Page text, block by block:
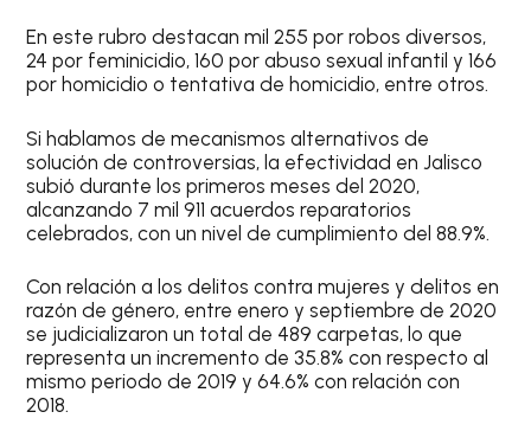
En este rubro destacan mil 255 por robos diversos,
24 por feminicidio, 160 por abuso sexual infantil y 166
por homicidio o tentativa de homicidio, entre otros.
Si hablamos de mecanismos alternativos de
solución de controversias, la efectividad en Jalisco
subió durante los primeros meses del 2020,
alcanzando 7 mil 911 acuerdos reparatorios
celebrados, con un nivel de cumplimiento del 88.9%.
Con relación a los delitos contra mujeres y delitos en
razón de género, entre enero y septiembre de 2020
se judicializaron un total de 489 carpetas, lo que
representa un incremento de 35.8% con respecto al
mismo periodo de 2019 y 64.6% con relación con
2018.